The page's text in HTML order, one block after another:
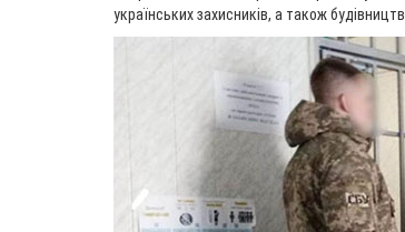
українських захисників, а також